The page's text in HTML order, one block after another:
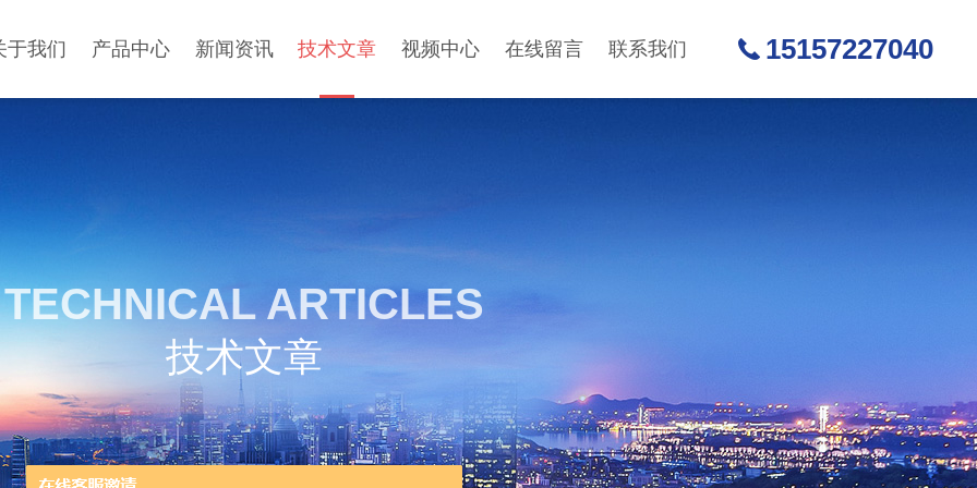
于我们 产品中心 新闻资讯 技术文章 视频中心 在线留言 联系我们 15157227040
TECHNICAL ARTICLES
技术文章